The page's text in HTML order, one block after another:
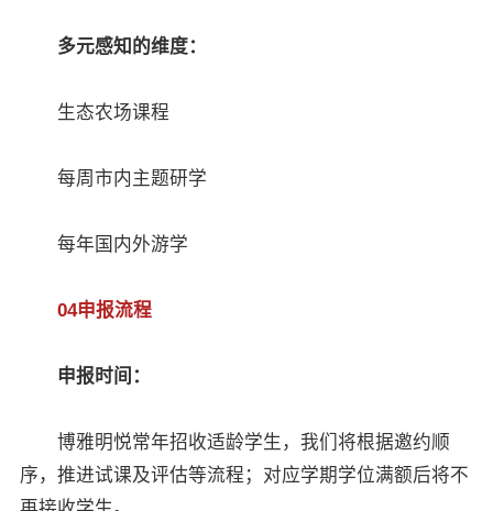
多元感知的维度：
生态农场课程
每周市内主题研学
每年国内外游学
04申报流程
申报时间：
博雅明悦常年招收适龄学生，我们将根据邀约顺
序，推进试课及评估等流程；对应学期学位满额后将不